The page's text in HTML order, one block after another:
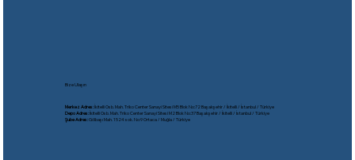
Bize Ulaşın
Merkez Adres:İkitelli Osb. Mah. Triko Center Sanayi Sitesi M5 Blok No:72 Başakşehir / İkitelli / İstanbul / Türkiye
Depo Adres:İkitelli Osb. Mah. Triko Center Sanayi Sitesi M2 Blok No:37 Başakşehir / İkitelli / İstanbul / Türkiye
Şube Adres:Gölbaşı Mah. 1524 sok. No:9 Ortaca / Muğla / Türkiye